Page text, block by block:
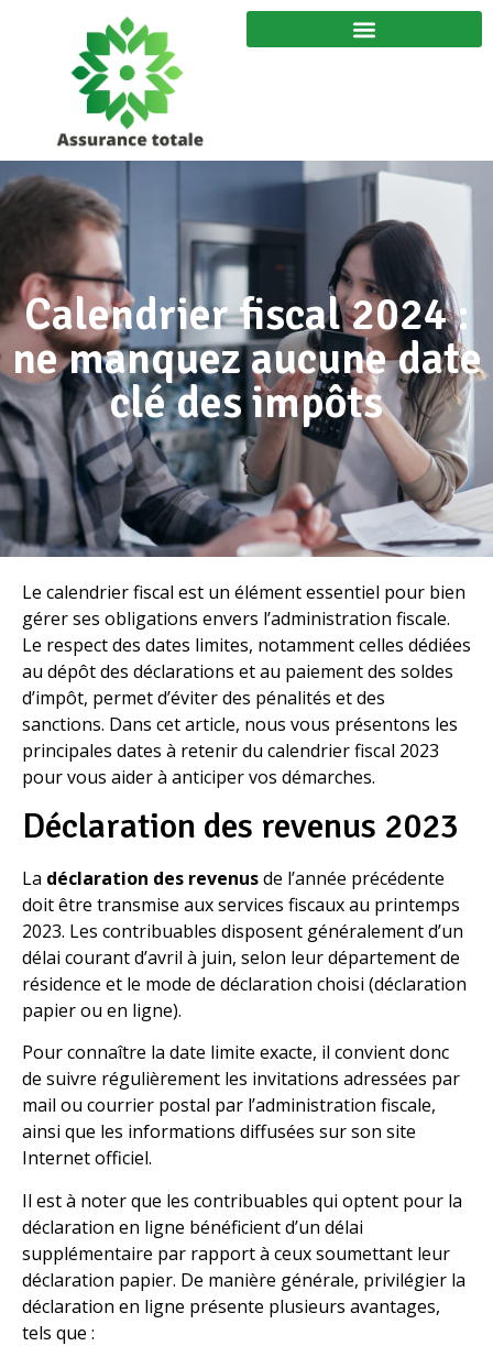
Calendrier fiscal 2024 :
ne manquez aucune date
clé des impôts
Le calendrier fiscal est un élément essentiel pour bien
gérer ses obligations envers l’administration fiscale.
Le respect des dates limites, notamment celles dédiées
au dépôt des déclarations et au paiement des soldes
d’impôt, permet d’éviter des pénalités et des
sanctions. Dans cet article, nous vous présentons les
principales dates à retenir du calendrier fiscal 2023
pour vous aider à anticiper vos démarches.
Déclaration des revenus 2023
La déclaration des revenusde l’année précédente
doit être transmise aux services fiscaux au printemps
2023. Les contribuables disposent généralement d’un
délai courant d’avril à juin, selon leur département de
résidence et le mode de déclaration choisi (déclaration
papier ou en ligne).
Pour connaître la date limite exacte, il convient donc
de suivre régulièrement les invitations adressées par
mail ou courrier postal par l’administration fiscale,
ainsi que les informations diffusées sur son site
Internet officiel.
Il est à noter que les contribuables qui optent pour la
déclaration en ligne bénéficient d’un délai
supplémentaire par rapport à ceux soumettant leur
déclaration papier. De manière générale, privilégier la
déclaration en ligne présente plusieurs avantages,
tels que :